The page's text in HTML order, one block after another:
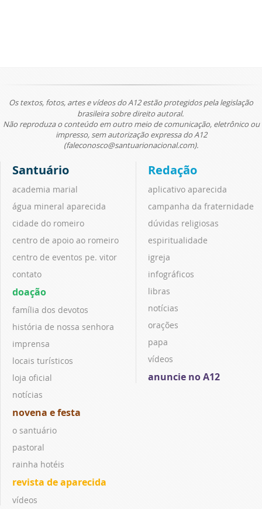
Os textos, fotos, artes e vídeos do A12 estão protegidos pela legislação
brasileira sobre direito autoral.
Não reproduza o conteúdo em outro meio de comunicação, eletrônico ou
impresso, sem autorização expressa do A12
(faleconosco@santuarionacional.com).
Santuário
academia marial
água mineral aparecida
cidade do romeiro
centro de apoio ao romeiro
centro de eventos pe. vitor
contato
doação
família dos devotos
história de nossa senhora
imprensa
locais turísticos
loja oficial
notícias
novena e festa
o santuário
pastoral
rainha hotéis
revista de aparecida
vídeos
Redação
aplicativo aparecida
campanha da fraternidade
dúvidas religiosas
espiritualidade
igreja
infográficos
libras
notícias
orações
papa
vídeos
anuncie no A12